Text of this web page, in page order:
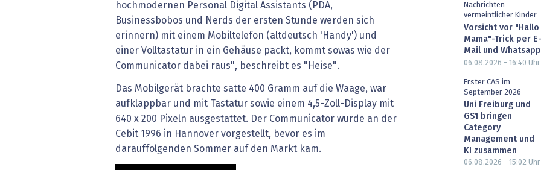
hochmodernen Personal Digital Assistants (PDA,
Businessbobos und Nerds der ersten Stunde werden sich
erinnern) mit einem Mobiltelefon (altdeutsch 'Handy') und
einer Volltastatur in ein Gehäuse packt, kommt sowas wie der
Communicator dabei raus", beschreibt es "Heise".
Das Mobilgerät brachte satte 400 Gramm auf die Waage, war
aufklappbar und mit Tastatur sowie einem 4,5-Zoll-Display mit
640 x 200 Pixeln ausgestattet. Der Communicator wurde an der
Cebit 1996 in Hannover vorgestellt, bevor es im
darauffolgenden Sommer auf den Markt kam.
Nachrichten
vermeintlicher Kinder
Vorsicht vor "Hallo
Mama"-Trick per E-
Mail und Whatsapp
06.08.2026 - 16:40 Uhr
Erster CAS im
September 2026
Uni Freiburg und
GS1 bringen
Category
Management und
KI zusammen
06.08.2026 - 15:02 Uhr